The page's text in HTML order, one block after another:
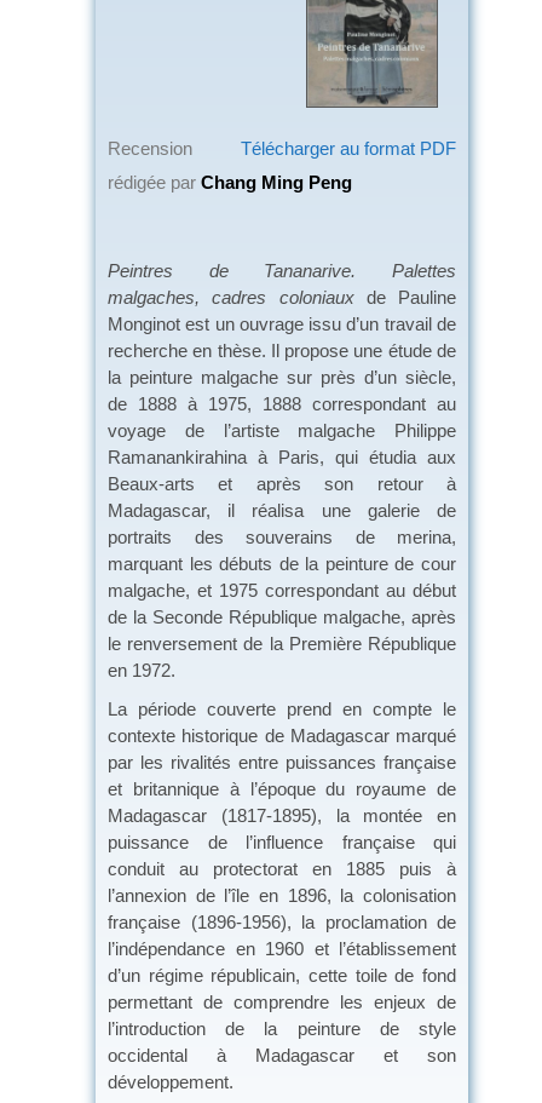
Télécharger au format PDF
Recension
rédigée par Chang Ming Peng
Peintres de Tananarive. Palettes
malgaches, cadres coloniauxde Pauline
Monginot est un ouvrage issu d’un travail de
recherche en thèse. Il propose une étude de
la peinture malgache sur près d’un siècle,
de 1888 à 1975, 1888 correspondant au
voyage de l’artiste malgache Philippe
Ramanankirahina à Paris, qui étudia aux
Beaux-arts et après son retour à
Madagascar, il réalisa une galerie de
portraits des souverains de merina,
marquant les débuts de la peinture de cour
malgache, et 1975 correspondant au début
de la Seconde République malgache, après
le renversement de la Première République
en 1972.
La période couverte prend en compte le
contexte historique de Madagascar marqué
par les rivalités entre puissances française
et britannique à l’époque du royaume de
Madagascar (1817-1895), la montée en
puissance de l’influence française qui
conduit au protectorat en 1885 puis à
l’annexion de l’île en 1896, la colonisation
française (1896-1956), la proclamation de
l’indépendance en 1960 et l’établissement
d’un régime républicain, cette toile de fond
permettant de comprendre les enjeux de
l’introduction de la peinture de style
occidental à Madagascar et son
développement.